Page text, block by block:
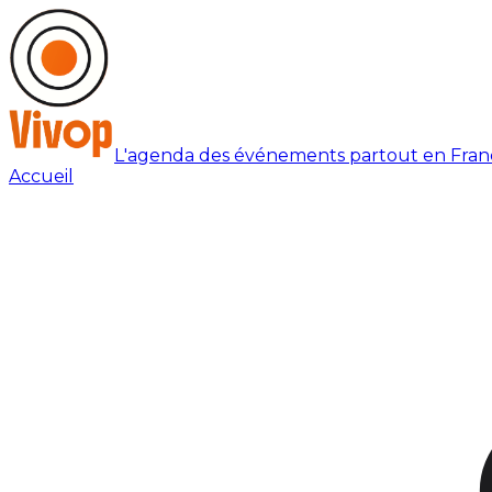
L'agenda des événements partout en
Accueil